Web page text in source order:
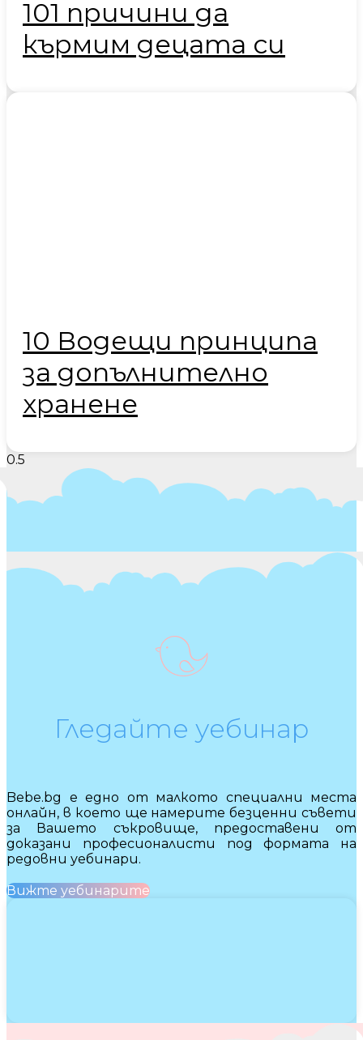
101 причини да
кърмим децата си
10 Водещи принципа
за допълнително
хранене
Гледайте уебинар
Bebe.bg е едно от малкото специални места
онлайн, в което ще намерите безценни съвети
за Вашето съкровище, предоставени от
доказани професионалисти под формата на
редовни уебинари.
Вижте уебинарите